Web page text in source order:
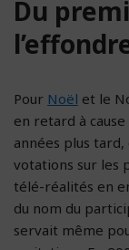
Du
Pour Noël et le
en retard à
années plus
votations sur les
télé-réalités en
du nom du
servait même